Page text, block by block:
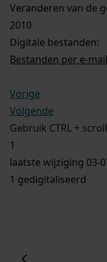
Veranderen van de
2010
Digitale bestanden:
Bestanden per e-
Vorige
Volgende
Gebruik CTRL +
laatste wijziging 03-
1 gedigitaliseerd